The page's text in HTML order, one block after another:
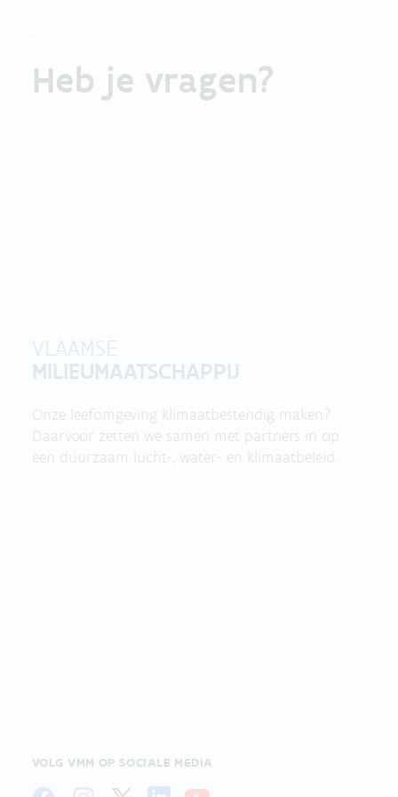
Heb je vragen?
VLAAMSE
MILIEUMAATSCHAPPIJ
Onze leefomgeving klimaatbestendig maken?
Daarvoor zetten we samen met partners in op
een duurzaam lucht-, water- en klimaatbeleid.
VOLG VMM OP SOCIALE MEDIA